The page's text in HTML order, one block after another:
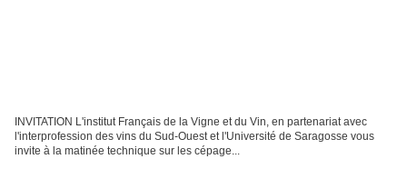
INVITATION L'institut Français de la Vigne et du Vin, en partenariat avec
l'interprofession des vins du Sud-Ouest et l'Université de Saragosse vous
invite à la matinée technique sur les cépage...